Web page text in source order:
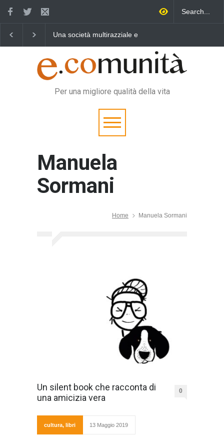
Una società multirazziale e
Per una migliore qualità della vita
Manuela
Sormani
Home Manuela Sormani
Un silent book che racconta di
una amicizia vera
0
cultura, libri 13 Maggio 2019